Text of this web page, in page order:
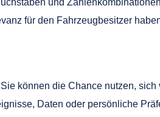
für den Fahrzeugbesitzer
können die Chance nutzen,
Daten oder persönliche